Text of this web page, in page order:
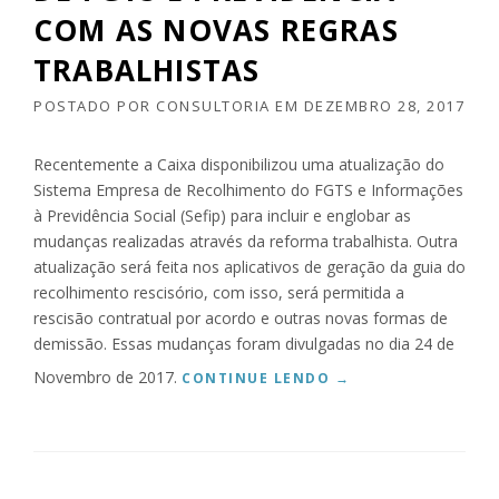
E
N
E
F
I
Á
R
I
O
S
D
N
S
COM AS NOVAS REGRAS
TRABALHISTAS
POSTADO POR CONSULTORIA EM DEZEMBRO 28, 2017
Recentemente a Caixa disponibilizou uma atualização do
Sistema Empresa de Recolhimento do FGTS e Informações
à Previdência Social (Sefip) para incluir e englobar as
mudanças realizadas através da reforma trabalhista. Outra
atualização será feita nos aplicativos de geração da guia do
recolhimento rescisório, com isso, será permitida a
rescisão contratual por acordo e outras novas formas de
demissão. Essas mudanças foram divulgadas no dia 24 de
Novembro de 2017. CONTINUE LENDO “→